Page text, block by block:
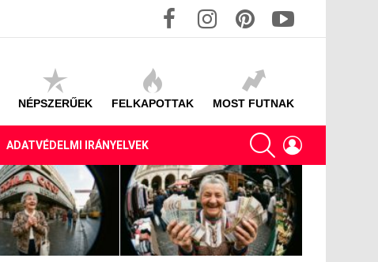
NÉPSZERŰEK FELKAPOTTAK MOST FUTNAK
ADATVÉDELMI IRÁNYELVEK
SEARCH